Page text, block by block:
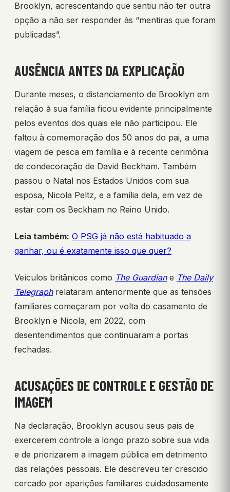
Brooklyn, acrescentando que sentiu não ter outra
opção a não ser responder às “mentiras que foram
publicadas”.
AUSÊNCIA ANTES DA EXPLICAÇÃO
Durante meses, o distanciamento de Brooklyn em
relação à sua família ficou evidente principalmente
pelos eventos dos quais ele não participou. Ele
faltou à comemoração dos 50 anos do pai, a uma
viagem de pesca em família e à recente cerimônia
de condecoração de David Beckham. Também
passou o Natal nos Estados Unidos com sua
esposa, Nicola Peltz, e a família dela, em vez de
estar com os Beckham no Reino Unido.
Leia também: O PSG já não está habituado a
ganhar, ou é exatamente isso que quer?
Veículos britânicos como The Guardiane The Daily
Telegraphrelataram anteriormente que as tensões
familiares começaram por volta do casamento de
Brooklyn e Nicola, em 2022, com
desentendimentos que continuaram a portas
fechadas.
ACUSAÇÕES DE CONTROLE E GESTÃO DE
IMAGEM
Na declaração, Brooklyn acusou seus pais de
exercerem controle a longo prazo sobre sua vida
e de priorizarem a imagem pública em detrimento
das relações pessoais. Ele descreveu ter crescido
cercado por aparições familiares cuidadosamente